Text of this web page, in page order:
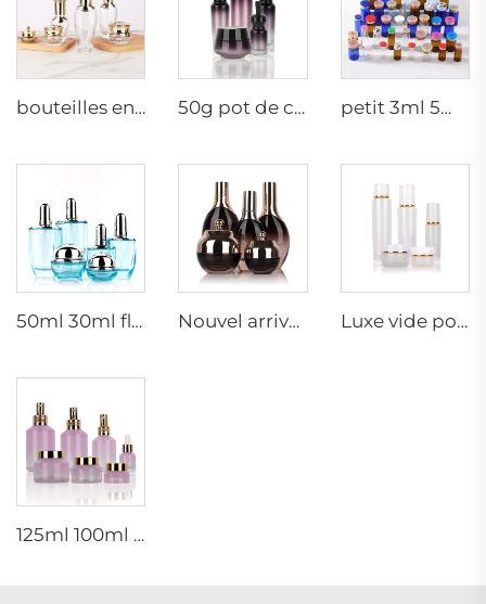
bouteilles en verre cosmétiques 5g 30g 50g 40ml 100ml 120ml pot en verre avec couvercle fournisseurs de bouteilles en verre pour crème cosmétique et pots 50g pot de crème mat 15ml 30ml bouteille d'huile violette en verre avec compte-gouttes 100ml 50ml bouteille pulvérisatrice en verre givré petit 3ml 5ml 10ml flacon en verre à sérum vide bouteilles à usage médical avec bouchon en caoutchouc
50ml 30ml flacon de verre bleu clair de luxe pour lotion visage cosmétique crème emballage avec pompe Nouvel arrivage, bouteille d'huile essentielle ovale en verre givré, emballage de sérum pour le visage en huile, bouteille pulvérisatrice, pot à crème, ensemble en verre Luxe vide pot de crème pour soins de la peau ensemble d'emballage 120ml 100ml 40ml bouteille pulvérisatrice cosmétique en verre
125ml 100ml 60ml 15ml 100g 50g 30g kit de soins de la peau en verre pompe cosmétique pulvérisateur sérum tonique flacon